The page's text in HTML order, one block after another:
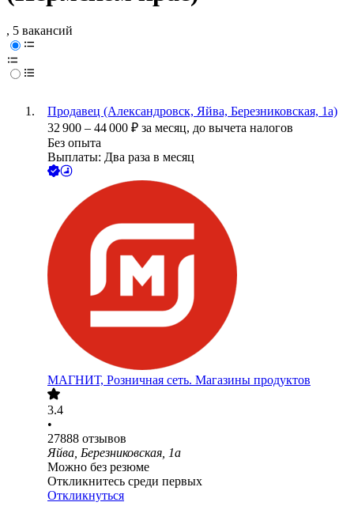
, 5 вакансий
Продавец (Александровск, Яйва, Березниковская, 1а)
32 900 – 44 000 ₽ за месяц, до вычета налогов
Без опыта
Выплаты: Два раза в месяц
МАГНИТ, Розничная сеть. Магазины продуктов
3.4
•
27888 отзывов
Яйва, Березниковская, 1а
Можно без резюме
Откликнитесь среди первых
Откликнуться